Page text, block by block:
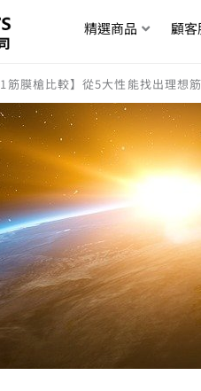
精選商品 顧
筋膜槍比較】從5大性能找出理想